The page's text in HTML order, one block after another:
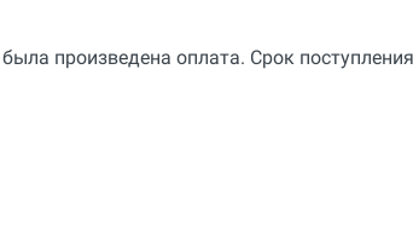
произведена оплата. Срок